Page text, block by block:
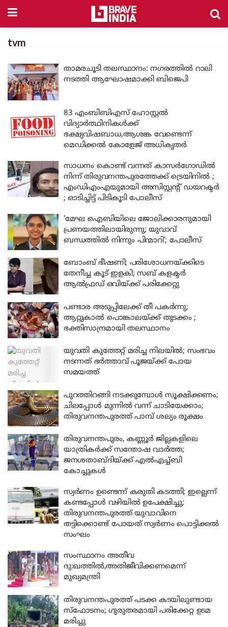
tvm
താമരചൂടി തലസ്ഥാനം: നഗരത്തിൽ റാലി
നടത്തി ആഘോഷമാക്കി ബിജെപി
83 എംബിബിഎസ് ഹോസ്റ്റൽ
വിദ്യാർത്ഥിനികൾക്ക്
ഭക്ഷ്യവിഷബാധ,ആശങ്ക വേണ്ടെന്ന്
മെഡിക്കൽ കോളേജ് അധികൃതർ
സാധനം കൊണ്ട് വന്നത് കാസർഗോഡിൽ
നിന്ന് തിരുവനന്തപുരത്തേക്ക് ട്രെയിനിൽ ;
എംഡിഎംഎയുമായി അസിസ്റ്റന്റ് ഡയറക്ടർ
; ഓടിച്ചിട്ട് പിടികൂടി പോലീസ്
‘മേഘ ഐബിയിലെ ജോലിക്കാരനുമായി
പ്രണയത്തിലായിരുന്നു; യുവാവ്
ബന്ധത്തിൽ നിന്നും പിന്മാറി’; പോലീസ്
ബോംബ് ഭീഷണി; പരിശോധനയ്ക്കിടെ
തേനീച്ച കൂട് ഇളകി; സബ് കളക്ടർ
ആൽഫ്രഡ് ഒവിയ്ക്ക് പരിക്കേറ്റു
പണ്ടാര അടുപ്പിലേക്ക് തീ പകർന്നു;
ആറ്റുകാൽ പൊങ്കാലയ്ക്ക് തുടക്കം ;
ഭക്തിസാന്ദ്രമായി തലസ്ഥാനം
യുവതി കുത്തേറ്റ് മരിച്ച നിലയിൽ; സംഭവം
നടന്നത് ഭർത്താവ് പൂജയ്ക്ക് പോയ
സമയത്ത്
പുറത്തിറങ്ങി നടക്കുമ്പോൾ സൂക്ഷിക്കണം;
ചിലപ്പോൾ മുന്നിൽ വന്ന് ചാടിയേക്കാം;
തിരുവനന്തപുരത്ത് പാമ്പ് ശല്യം രൂക്ഷം
തിരുവനന്തപുരം, കണ്ണൂർ ജില്ലകളിലെ
യാത്രികർക്ക് സന്തോഷ വാർത്ത;
ജനശതാബ്ദിയ്ക്ക് എൽഎച്ച്ബി
കോച്ചുകൾ
സ്വർണം ഉണ്ടെന്ന് കരുതി കടത്തി; ഇല്ലെന്ന്
കണ്ടപ്പോൾ വഴിയിൽ ഉപേക്ഷിച്ചു;
തിരുവനന്തപുരത്ത് യുവാവിനെ
തട്ടിക്കൊണ്ട് പോയത് സ്വർണം പൊട്ടിക്കൽ
സംഘം
സംസ്ഥാനം അതീവ
ദു:ഖത്തിൽ,അതിജീവിക്കണമെന്ന്
മുഖ്യമന്ത്രി
തിരുവനന്തപുരത്ത് പടക്ക കടയിലുണ്ടായ
സ്‌ഫോടനം; ഗുരുതരമായി പരിക്കേറ്റ ഉടമ
മരിച്ചു